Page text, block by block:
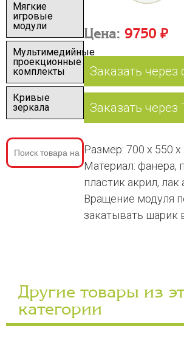
Мягкие
игровые
модули
Мультимедийные
проекционные
комплекты
Кривые
зеркала
Цена:9750 ₽
Заказать через
Заказать через
Размер: 700 х 550 х
Материал: фанера,
пластик акрил,
Вращение модуля
закатывать шарик
Другие товары из
категории